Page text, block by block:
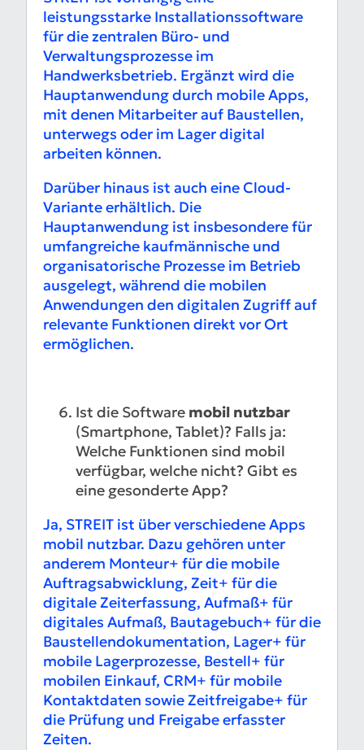
leistungsstarke Installationssoftware
für die zentralen Büro- und
Verwaltungsprozesse im
Handwerksbetrieb. Ergänzt wird die
Hauptanwendung durch mobile Apps,
mit denen Mitarbeiter auf Baustellen,
unterwegs oder im Lager digital
arbeiten können.
Darüber hinaus ist auch eine Cloud-
Variante erhältlich. Die
Hauptanwendung ist insbesondere für
umfangreiche kaufmännische und
organisatorische Prozesse im Betrieb
ausgelegt, während die mobilen
Anwendungen den digitalen Zugriff auf
relevante Funktionen direkt vor Ort
ermöglichen.
Ist die Software mobil nutzbar
(Smartphone, Tablet)? Falls ja:
Welche Funktionen sind mobil
verfügbar, welche nicht? Gibt es
eine gesonderte App?
Ja, STREIT ist über verschiedene Apps
mobil nutzbar. Dazu gehören unter
anderem Monteur+ für die mobile
Auftragsabwicklung, Zeit+ für die
digitale Zeiterfassung, Aufmaß+ für
digitales Aufmaß, Bautagebuch+ für die
Baustellendokumentation, Lager+ für
mobile Lagerprozesse, Bestell+ für
mobilen Einkauf, CRM+ für mobile
Kontaktdaten sowie Zeitfreigabe+ für
die Prüfung und Freigabe erfasster
Zeiten.